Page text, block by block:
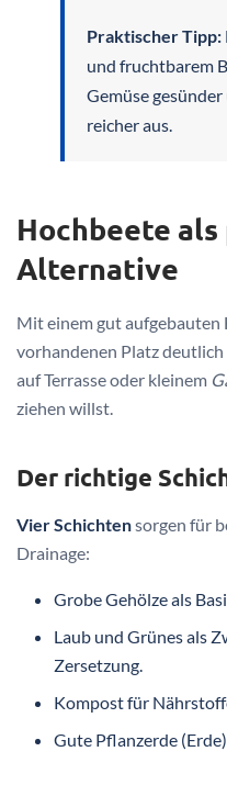
Praktischer Tipp:
und fruchtbarem
Gemüse
reicher aus.
Hochbeete
Alternative
Mit einem gut aufgebauten
vorhandenen Platz deutlich
auf Terrasse oder kleinem
ziehen willst.
Der richtige
Vier Schichtensorgen für
Drainage:
Grobe Gehölze als
Laub und Grünes als
Zersetzung.
Kompost für
Gute Pflanzerde